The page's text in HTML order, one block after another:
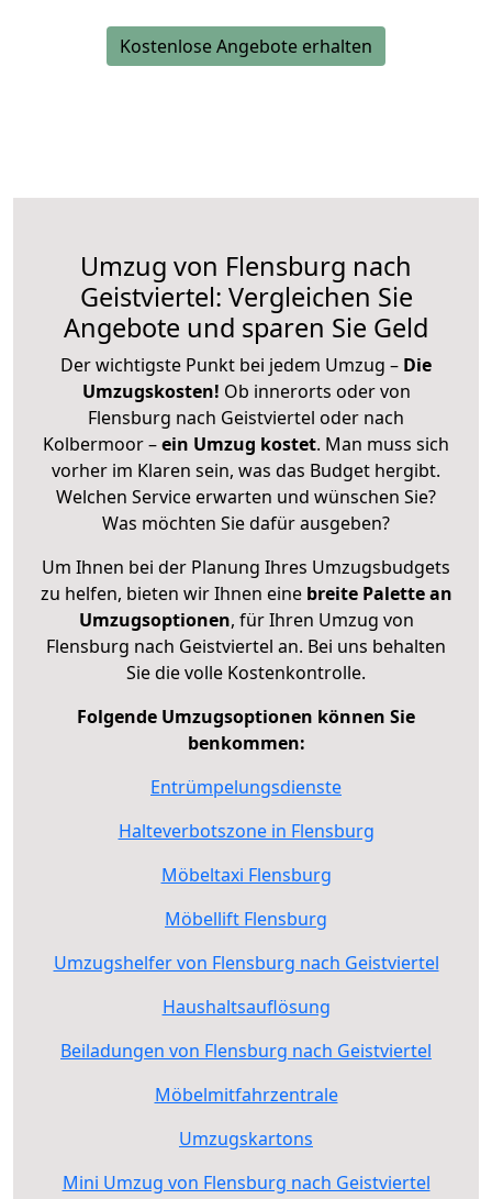
Kostenlose Angebote erhalten
Umzug von Flensburg nach
Geistviertel: Vergleichen Sie
Angebote und sparen Sie Geld
Der wichtigste Punkt bei jedem Umzug – Die
Umzugskosten! Ob innerorts oder von
Flensburg nach Geistviertel oder nach
Kolbermoor –ein Umzug kostet. Man muss sich
vorher im Klaren sein, was das Budget hergibt.
Welchen Service erwarten und wünschen Sie?
Was möchten Sie dafür ausgeben?
Um Ihnen bei der Planung Ihres Umzugsbudgets
zu helfen, bieten wir Ihnen eine breite Palette an
Umzugsoptionen, für Ihren Umzug von
Flensburg nach Geistviertel an. Bei uns behalten
Sie die volle Kostenkontrolle.
Folgende Umzugsoptionen können Sie
benkommen:
Entrümpelungsdienste
Halteverbotszone in Flensburg
Möbeltaxi Flensburg
Möbellift Flensburg
Umzugshelfer von Flensburg nach Geistviertel
Haushaltsauflösung
Beiladungen von Flensburg nach Geistviertel
Möbelmitfahrzentrale
Umzugskartons
Mini Umzug von Flensburg nach Geistviertel